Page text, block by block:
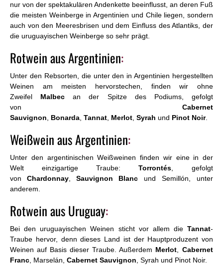
nur von der spektakulären Andenkette beeinflusst, an deren Fuß
die meisten Weinberge in Argentinien und Chile liegen, sondern
auch von den Meeresbrisen und dem Einfluss des Atlantiks, der
die uruguayischen Weinberge so sehr prägt.
Rotwein aus Argentinien:
Unter den Rebsorten, die unter den in Argentinien hergestellten
Weinen am meisten hervorstechen, finden wir ohne
Zweifel Malbec an der Spitze des Podiums, gefolgt
von Cabernet
Sauvignon
Bonarda Tannat Merlot Syrah und Pinot Noir.
Weißwein aus Argentinien:
Unter den argentinischen Weißweinen finden wir eine in der
Welt einzigartige Traube: Torrontés , gefolgt
von Chardonnay Sauvignon Blanc und Semillón, unter
anderem.
Rotwein aus Uruguay:
Bei den uruguayischen Weinen sticht vor allem die Tannat-
Traube hervor, denn dieses Land ist der Hauptproduzent von
Weinen auf Basis dieser Traube. Außerdem Merlot
Cabernet
Franc , Marselán, Cabernet Sauvignon , Syrah und Pinot Noir.